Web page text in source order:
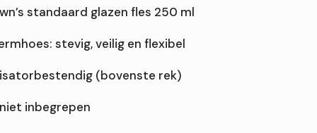
standaard glazen fles 250 ml
stevig, veilig en flexibel
(bovenste rek)
inbegrepen